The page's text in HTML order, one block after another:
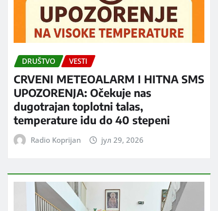
DRUŠTVO VESTI
CRVENI METEOALARM I HITNA SMS
UPOZORENJA: Očekuje nas
dugotrajan toplotni talas,
temperature idu do 40 stepeni
Radio Koprijan јул 29, 2026